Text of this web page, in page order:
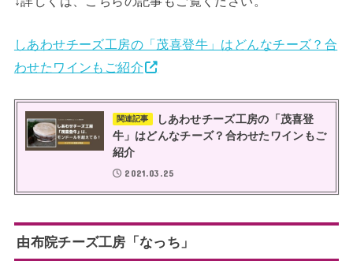
しあわせチーズ工房の「茂喜登牛」はどんなチーズ？合
わせたワインもご紹介
関連記事
しあわせチーズ工房の「茂喜登
牛」はどんなチーズ？合わせたワインもご
紹介
2021.03.25
由布院チーズ工房「なっち」